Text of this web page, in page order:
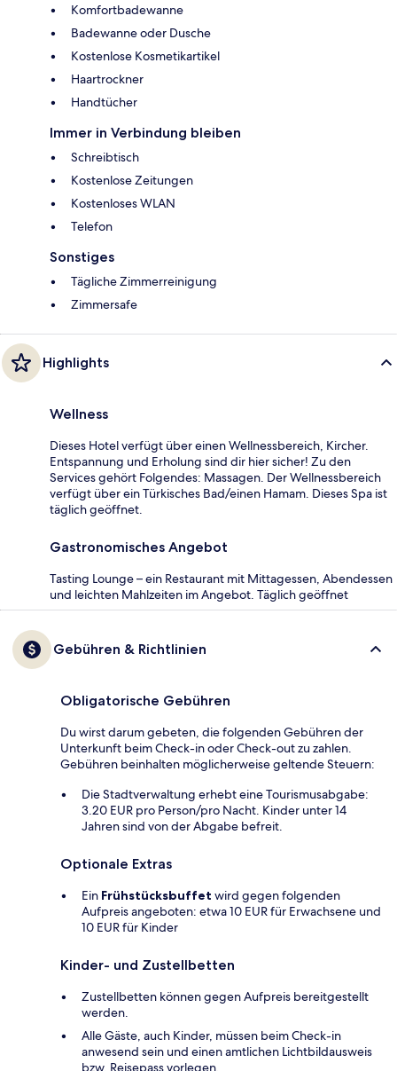
Komfortbadewanne
Badewanne oder Dusche
Kostenlose Kosmetikartikel
Haartrockner
Handtücher
Immer in Verbindung bleiben
Schreibtisch
Kostenlose Zeitungen
Kostenloses WLAN
Telefon
Sonstiges
Tägliche Zimmerreinigung
Zimmersafe
Highlights
Wellness
Dieses Hotel verfügt über einen Wellnessbereich, Kircher.
Entspannung und Erholung sind dir hier sicher! Zu den
Services gehört Folgendes: Massagen. Der Wellnessbereich
verfügt über ein Türkisches Bad/einen Hamam. Dieses Spa ist
täglich geöffnet.
Gastronomisches Angebot
Tasting Lounge – ein Restaurant mit Mittagessen, Abendessen
und leichten Mahlzeiten im Angebot. Täglich geöffnet
Gebühren & Richtlinien
Obligatorische Gebühren
Du wirst darum gebeten, die folgenden Gebühren der
Unterkunft beim Check-in oder Check-out zu zahlen.
Gebühren beinhalten möglicherweise geltende Steuern:
Die Stadtverwaltung erhebt eine Tourismusabgabe:
3.20 EUR pro Person/pro Nacht. Kinder unter 14
Jahren sind von der Abgabe befreit.
Optionale Extras
Ein Frühstücksbuffet wird gegen folgenden
Aufpreis angeboten: etwa 10 EUR für Erwachsene und
10 EUR für Kinder
Kinder- und Zustellbetten
Zustellbetten können gegen Aufpreis bereitgestellt
werden.
Alle Gäste, auch Kinder, müssen beim Check-in
anwesend sein und einen amtlichen Lichtbildausweis
bzw. Reisepass vorlegen.